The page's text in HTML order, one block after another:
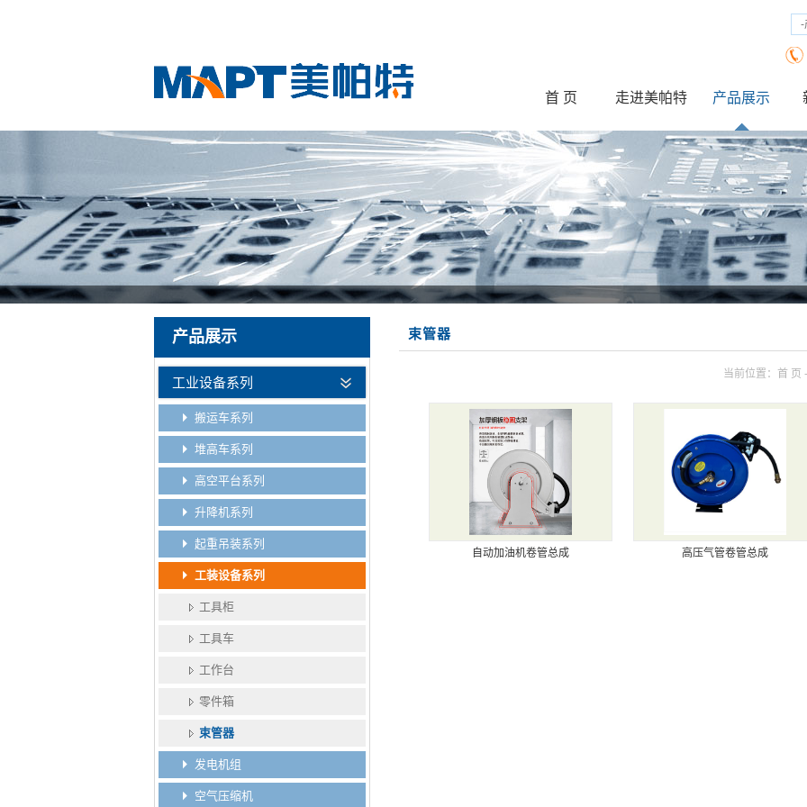
首 页 走进美帕特
公司简介 企业文化 厂房设备
产品展示
工业设备系列 机械配件系
产品展示
工业设备系列
搬运车系列
堆高车系列
高空平台系列
升降机系列
起重吊装系列
工装设备系列
工具柜
工具车
工作台
零件箱
束管器
发电机组
空气压缩机
束管器
当前位置： 首 页
自动加油机卷管总成 高压气管卷管总成